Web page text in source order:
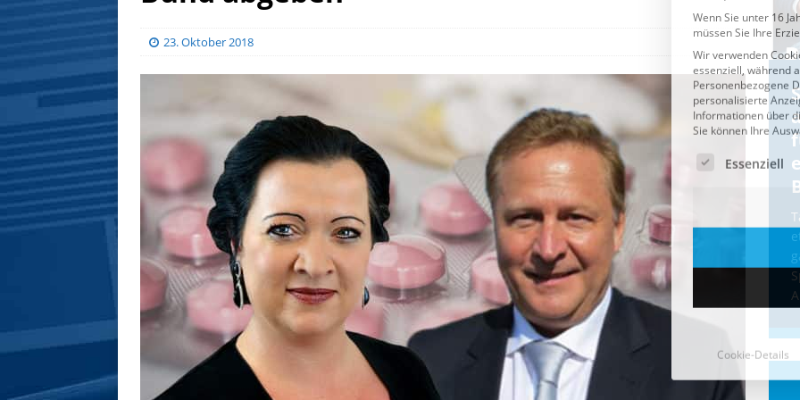
23. Oktober 2018
CDU & Ampel wollen nach
der Wahl wieder Afghanen
einfliegen: Zeit für ein
Asylmoratorium!
Die Bundesregierung und die CDU
halten die Wähler für dumm! Weil die
Stimmung wegen der von Afghanen
verübten Anschläge kippte, wurden die
Flüge vor der[...]
Cookie-Details